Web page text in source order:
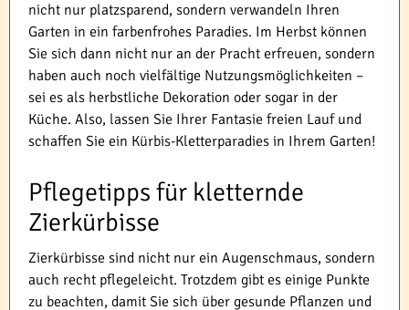
nicht nur platzsparend, sondern verwandeln Ihren
Garten in ein farbenfrohes Paradies. Im Herbst können
Sie sich dann nicht nur an der Pracht erfreuen, sondern
haben auch noch vielfältige Nutzungsmöglichkeiten –
sei es als herbstliche Dekoration oder sogar in der
Küche. Also, lassen Sie Ihrer Fantasie freien Lauf und
schaffen Sie ein Kürbis-Kletterparadies in Ihrem Garten!
Pflegetipps für kletternde
Zierkürbisse
Zierkürbisse sind nicht nur ein Augenschmaus, sondern
auch recht pflegeleicht. Trotzdem gibt es einige Punkte
zu beachten, damit Sie sich über gesunde Pflanzen und